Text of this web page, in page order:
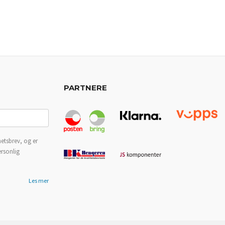
og er
Les mer
PARTNERE